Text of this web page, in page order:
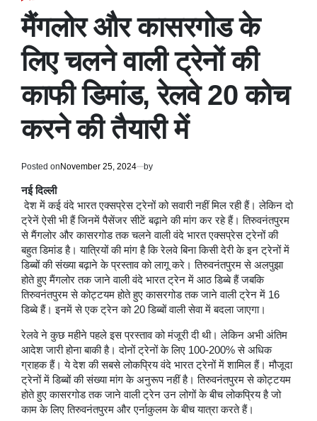
मैंगलोर और कासरगोड के
लिए चलने वाली ट्रेनों की
काफी डिमांड, रेलवे 20 कोच
करने की तैयारी में
Posted onNovember 25, 2024 by
नई दिल्ली
देश में कई वंदे भारत एक्सप्रेस ट्रेनों को सवारी नहीं मिल रही हैं। लेकिन दो
ट्रेनें ऐसी भी हैं जिनमें पैसेंजर सीटें बढ़ाने की मांग कर रहे हैं। तिरुवनंतपुरम
से मैंगलोर और कासरगोड तक चलने वाली वंदे भारत एक्सप्रेस ट्रेनों की
बहुत डिमांड है। यात्रियों की मांग है कि रेलवे बिना किसी देरी के इन ट्रेनों में
डिब्बों की संख्या बढ़ाने के प्रस्ताव को लागू करे। तिरुवनंतपुरम से अलपुझा
होते हुए मैंगलोर तक जाने वाली वंदे भारत ट्रेन में आठ डिब्बे हैं जबकि
तिरुवनंतपुरम से कोट्टयम होते हुए कासरगोड तक जाने वाली ट्रेन में 16
डिब्बे हैं। इनमें से एक ट्रेन को 20 डिब्बों वाली सेवा में बदला जाएगा।
रेलवे ने कुछ महीने पहले इस प्रस्ताव को मंजूरी दी थी। लेकिन अभी अंतिम
आदेश जारी होना बाकी है। दोनों ट्रेनों के लिए 100-200% से अधिक
ग्राहक हैं। ये देश की सबसे लोकप्रिय वंदे भारत ट्रेनों में शामिल हैं। मौजूदा
ट्रेनों में डिब्बों की संख्या मांग के अनुरूप नहीं है। तिरुवनंतपुरम से कोट्टयम
होते हुए कासरगोड तक जाने वाली ट्रेन उन लोगों के बीच लोकप्रिय है जो
काम के लिए तिरुवनंतपुरम और एर्नाकुलम के बीच यात्रा करते हैं।